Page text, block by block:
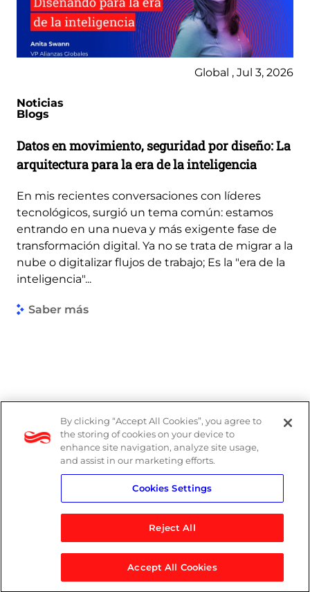
Global , Jul 3, 2026
Noticias
Blogs
Datos en movimiento, seguridad por diseño: La
arquitectura para la era de la inteligencia
En mis recientes conversaciones con líderes
tecnológicos, surgió un tema común: estamos
entrando en una nueva y más exigente fase de
transformación digital. Ya no se trata de migrar a la
nube o digitalizar flujos de trabajo; Es la "era de la
inteligencia"...
Saber más
© 2026 Logicalis Group
By clicking “Accept All Cookies”, you agree to
the storing of cookies on your device to
enhance site navigation, analyze site usage,
and assist in our marketing efforts.
Cookies Settings
Reject All
Accept All Cookies